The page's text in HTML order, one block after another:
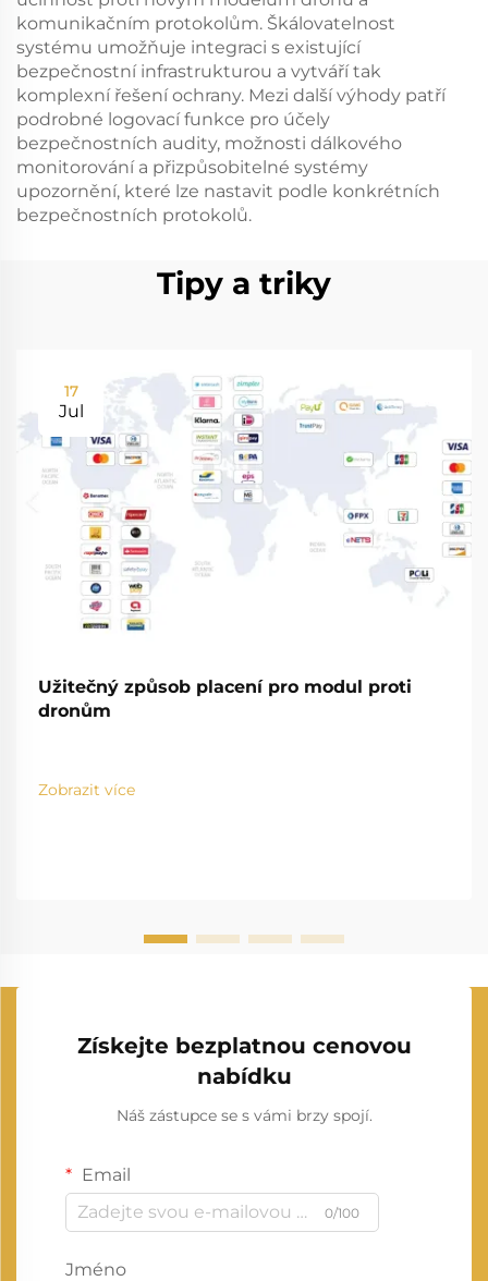
komunikačním protokolům. Škálovatelnost
systému umožňuje integraci s existující
bezpečnostní infrastrukturou a vytváří tak
komplexní řešení ochrany. Mezi další výhody patří
podrobné logovací funkce pro účely
bezpečnostních audity, možnosti dálkového
monitorování a přizpůsobitelné systémy
upozornění, které lze nastavit podle konkrétních
bezpečnostních protokolů.
Tipy a triky
17
Jul
Užitečný způsob placení pro modul proti
dronům
Zobrazit více
Získejte bezplatnou cenovou
nabídku
Náš zástupce se s vámi brzy spojí.
Email
0/100
Jméno